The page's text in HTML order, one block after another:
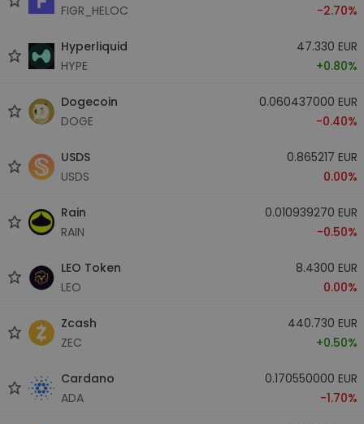
FIGR_HELOC
-2.70%
Hyperliquid
HYPE
47.330 EUR
+0.80%
Dogecoin
DOGE
0.060437000 EUR
-0.40%
USDS
USDS
0.865217 EUR
0.00%
Rain
RAIN
0.010939270 EUR
-0.50%
LEO Token
LEO
8.4300 EUR
0.00%
Zcash
ZEC
440.730 EUR
+0.50%
Cardano
ADA
0.170550000 EUR
-1.70%